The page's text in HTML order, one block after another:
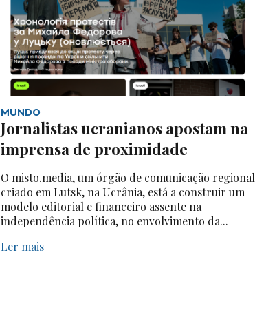
MUNDO
Jornalistas ucranianos apostam na
imprensa de proximidade
O misto.media, um órgão de comunicação regional
criado em Lutsk, na Ucrânia, está a construir um
modelo editorial e financeiro assente na
independência política, no envolvimento da...
Ler mais